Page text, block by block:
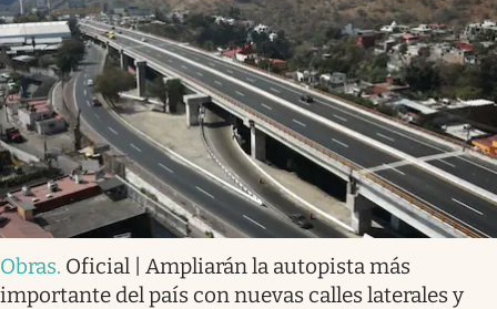
Obras. Oficial | Ampliarán la autopista más
importante del país con nuevas calles laterales y